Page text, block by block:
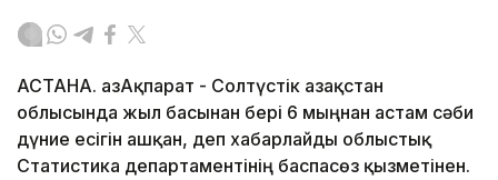
АСТАНА. ҚазАқпарат - Солтүстік Қазақстан
облысында жыл басынан бері 6 мыңнан астам сәби
дүние есігін ашқан, деп хабарлайды облыстық
Статистика департаментінің баспасөз қызметінен.